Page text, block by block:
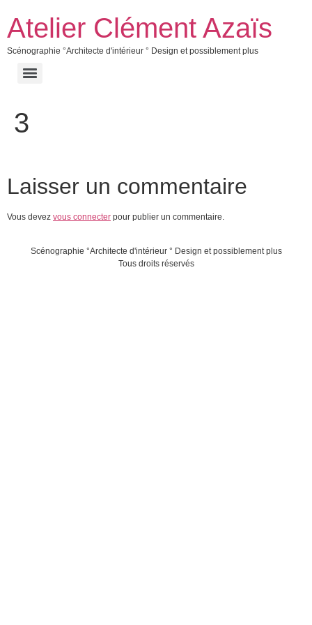
Atelier Clément Azaïs
Scénographie °Architecte d'intérieur ° Design et possiblement plus
3
Laisser un commentaire
Vous devez vous connecter pour publier un commentaire.
Scénographie °Architecte d'intérieur ° Design et possiblement plus
Tous droits réservés